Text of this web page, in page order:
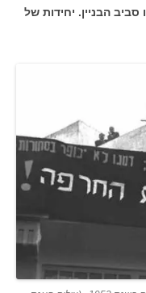
סביב הבניין. יחידות של